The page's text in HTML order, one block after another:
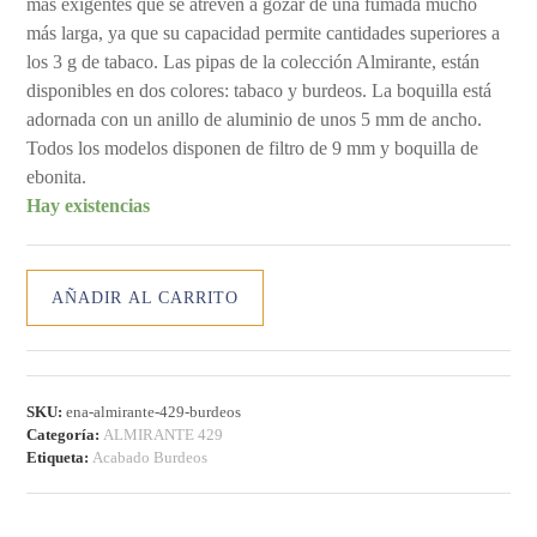
más larga, ya que su capacidad permite cantidades superiores a
los 3 g de tabaco. Las pipas de la colección Almirante, están
disponibles en dos colores: tabaco y burdeos. La boquilla está
adornada con un anillo de aluminio de unos 5 mm de ancho.
Todos los modelos disponen de filtro de 9 mm y boquilla de
ebonita.
Hay existencias
ALMIRANTE
429
BURDEOS
cantidad
AÑADIR AL CARRITO
SKU:ena-almirante-429-burdeos
Categoría: ALMIRANTE 429
Etiqueta: Acabado Burdeos